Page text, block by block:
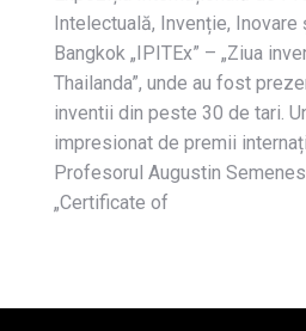
Intelectuală, Invenție, Inovare
Bangkok „IPITEx” – „Ziua
Thailanda”, unde au fost
inventii din peste 30 de tari.
impresionat de premii
Profesorul Augustin
„Certificate of